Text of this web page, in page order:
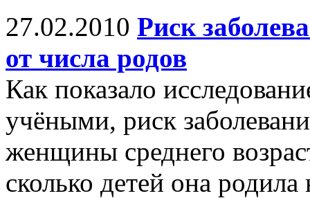
27.02.2010 Риск
от числа родов
Как показало
учёными, риск
женщины среднего
сколько детей она родила